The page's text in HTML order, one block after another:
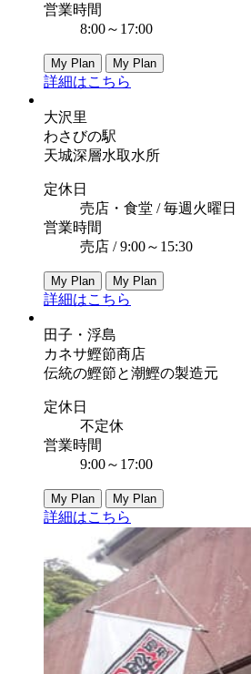
営業時間
8:00～17:00
My Plan My Plan
詳細はこちら
大沢里
わさびの駅
天城深層水取水所
定休日
売店・食堂 / 毎週火曜日
営業時間
売店 / 9:00～15:30
My Plan My Plan
詳細はこちら
田子・浮島
カネサ鰹節商店
伝統の鰹節と潮鰹の製造元
定休日
不定休
営業時間
9:00～17:00
My Plan My Plan
詳細はこちら